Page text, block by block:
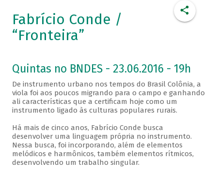
Fabrício Conde /
“Fronteira”
Quintas no BNDES - 23.06.2016 - 19h
De instrumento urbano nos tempos do Brasil Colônia, a
viola foi aos poucos migrando para o campo e ganhando
ali características que a certificam hoje como um
instrumento ligado às culturas populares rurais.
Há mais de cinco anos, Fabrício Conde busca
desenvolver uma linguagem própria no instrumento.
Nessa busca, foi incorporando, além de elementos
melódicos e harmônicos, também elementos rítmicos,
desenvolvendo um trabalho singular.